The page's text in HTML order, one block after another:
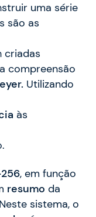
uma série
são as
criadas
compreensão
Utilizando
às
, em função
resumo da
sistema, o